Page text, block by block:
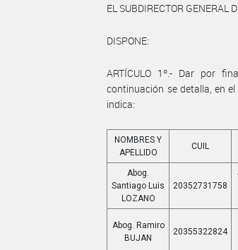
EL SUBDIRECTOR GENERAL
DISPONE:
ARTÍCULO 1º.- Dar por
continuación se detalla, en
indica:
NOMBRES Y
APELLIDO
CUIL
Abog.
Santiago Luis
LOZANO
20352731758
Abog. Ramiro
BUJAN
20355322824